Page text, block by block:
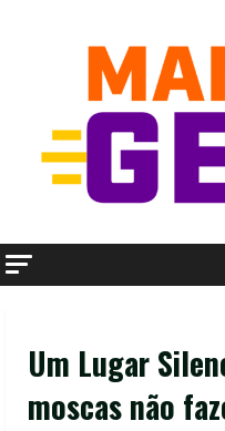
Um Lugar
moscas não